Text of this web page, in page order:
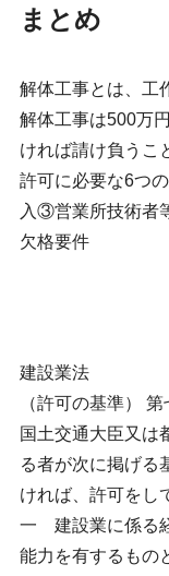
まとめ
解体工事とは、工
解体工事は500万
ければ請け負うこ
許可に必要な6つ
入③営業所技術者
欠格要件
建設業法
（許可の基準） 第
国土交通大臣又は
る者が次に掲げる
ければ、許可をし
一 建設業に係る
能力を有するもの